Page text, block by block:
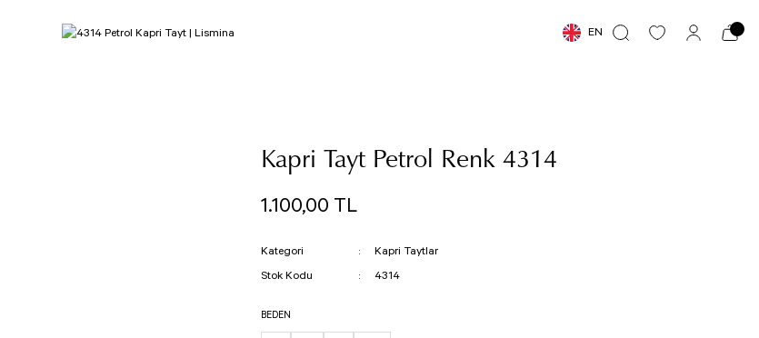
EN
Kapri Tayt Petrol Renk 4314
1.100,00 TL
Kategori
Kapri Taytlar
Stok Kodu
4314
BEDEN